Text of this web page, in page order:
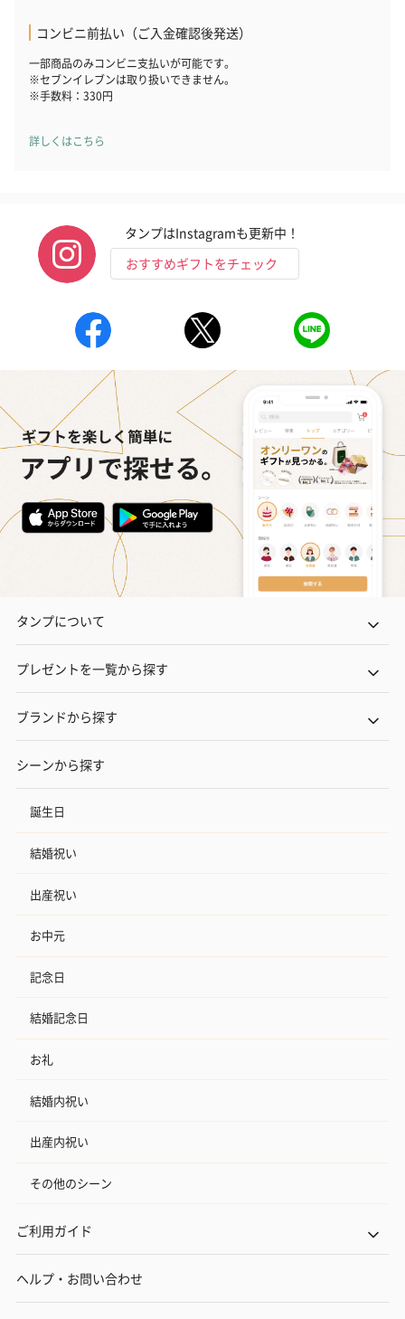
す。
のオイル漬（981円）
のオイル漬（塩麹&レモ
ン）（981円）
コンビニ前払い（ご入金確認後発送）
一部商品のみコンビニ支払いが可能です。
※セブンイレブンは取り扱いできません。
※手数料：330円
詳しくはこちら
タンプはInstagramも更新中！
おすすめギフトをチェック
タンプについて
プレゼントを一覧から探す
ブランドから探す
シーンから探す
誕生日
結婚祝い
出産祝い
お中元
記念日
結婚記念日
お礼
結婚内祝い
出産内祝い
その他のシーン
ご利用ガイド
ヘルプ・お問い合わせ